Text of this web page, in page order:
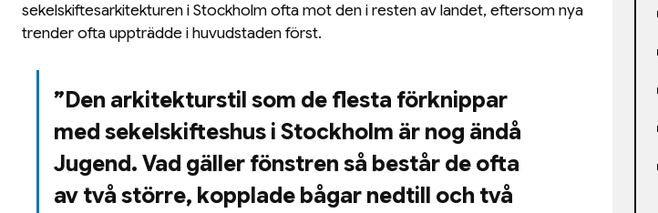
sekelskiftesarkitekturen i Stockholm ofta mot den i resten av landet, eftersom nya
trender ofta uppträdde i huvudstaden först.
”Den arkitekturstil som de flesta förknippar
med sekelskifteshus i Stockholm är nog ändå
Jugend. Vad gäller fönstren så består de ofta
av två större, kopplade bågar nedtill och två